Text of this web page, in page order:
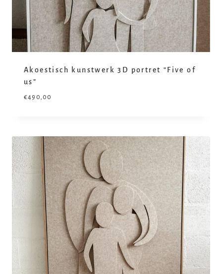
Akoestisch kunstwerk 3D portret “Five of
us”
€490,00